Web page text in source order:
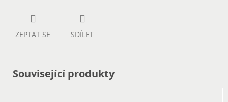
ZEPTAT SE SDÍLET
Související produkty